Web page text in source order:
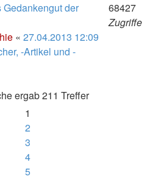
Gedankengut der
« 27.04.2013 12:09
-Artikel und -
68427
Zugriffe
ergab 211 Treffer
1
2
3
4
5